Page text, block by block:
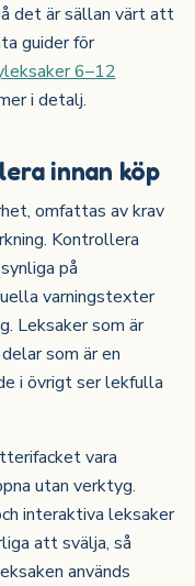
det är sällan värt att
guider för
6–12
i detalj.
innan köp
omfattas av krav
Kontrollera
på
varningstexter
Leksaker som är
som är en
i övrigt ser lekfulla
vara
utan verktyg.
interaktiva leksaker
att svälja, så
används